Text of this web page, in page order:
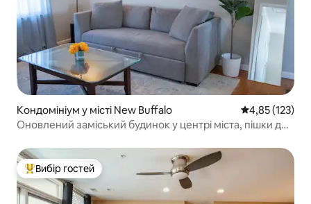
Кондомініум у місті New Buffalo Середня
4,85 (123)
Оновлений заміський будинок у центрі міста, пішки до
Топ вибір гостей
Вибір гостей